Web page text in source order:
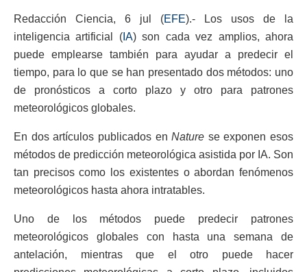
Redacción Ciencia, 6 jul (EFE).- Los usos de la
inteligencia artificial (IA) son cada vez amplios, ahora
puede emplearse también para ayudar a predecir el
tiempo, para lo que se han presentado dos métodos: uno
de pronósticos a corto plazo y otro para patrones
meteorológicos globales.
En dos artículos publicados enNature se exponen esos
métodos de predicción meteorológica asistida por IA. Son
tan precisos como los existentes o abordan fenómenos
meteorológicos hasta ahora intratables.
Uno de los métodos puede predecir patrones
meteorológicos globales con hasta una semana de
antelación, mientras que el otro puede hacer